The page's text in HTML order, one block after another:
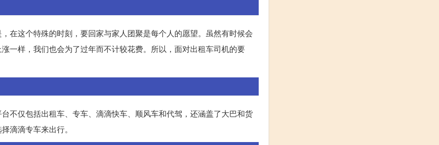
在这个特殊的时刻，要回家与家人团聚是每个人的愿望。虽然有时候会
一样，我们也会为了过年而不计较花费。所以，面对出租车司机的要
不仅包括出租车、专车、滴滴快车、顺风车和代驾，还涵盖了大巴和货
滴滴专车来出行。